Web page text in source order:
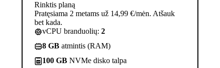
Rinktis planą
Pratęsiama 2 metams už 14,99 €/mėn. Atšauk
bet kada.
vCPU branduolių: 2
8 GB atmintis (RAM)
100 GB NVMe disko talpa